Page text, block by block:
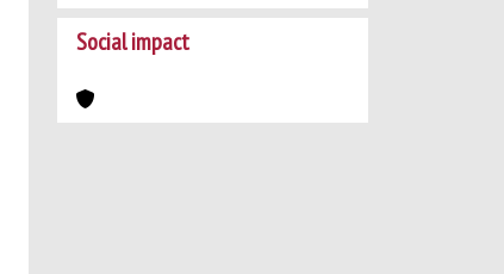
Social impact